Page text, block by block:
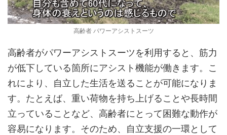
高齢者 パワーアシストスーツ
高齢者がパワーアシストスーツを利用すると、筋力
が低下している箇所にアシスト機能が働きます。こ
れにより、自立した生活を送ることが可能になりま
す。たとえば、重い荷物を持ち上げることや長時間
立っていることなど、高齢者にとって困難な動作が
容易になります。そのため、自立支援の一環として